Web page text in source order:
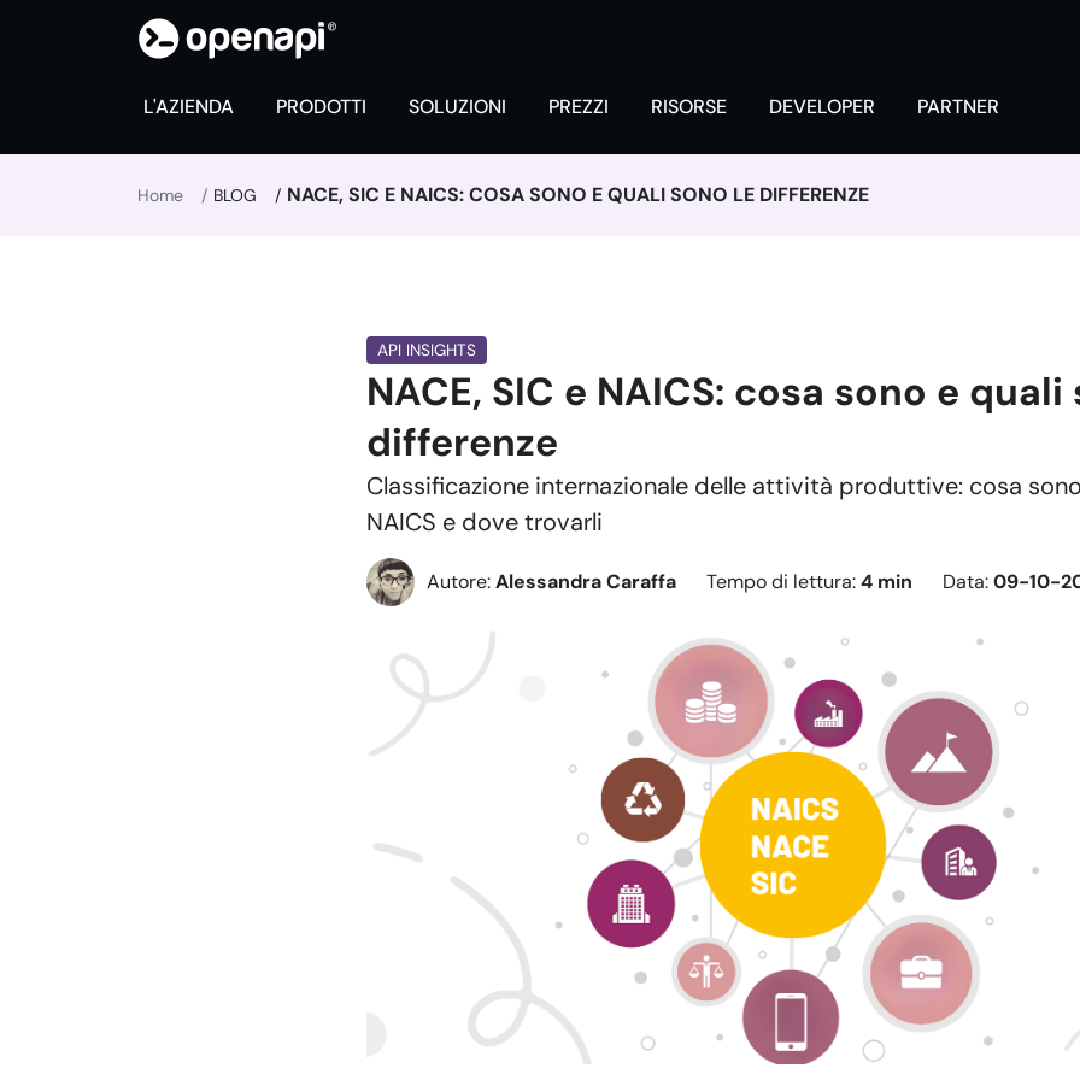
L'AZIENDA PRODOTTI SOLUZIONI PREZZI RISORSE DEVELOPER PARTNER
Home BLOG NACE, SIC E NAICS: COSA SONO E QUALI SONO LE DIFFERENZE
API INSIGHTS
NACE, SIC e NAICS: cosa sono e
differenze
Classificazione internazionale delle attività produttive: cosa sono
NAICS e dove trovarli
Autore:Alessandra Caraffa Tempo di lettura:4 min Data:09-10-